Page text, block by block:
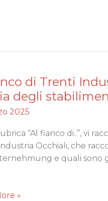
di Trenti
degli
2025
“Al fianco di..”, vi
Occhiali, che
e quali sono
»